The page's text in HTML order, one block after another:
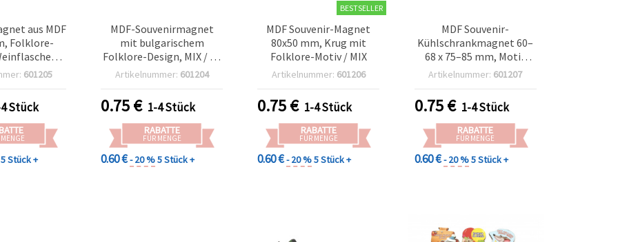
aus MDF
Folklore-
/ MIX601205
Stück
5 Stück +
MDF-Souvenirmagnet
mit bulgarischem
Folklore-Design, MIX / 55
x 75 mm
Artikelnummer: 601204
0.75€ 1-4 Stück
RABATTE
FÜR MENGE
0.60 €- 20 %5 Stück +
BESTSELLER
MDF Souvenir-Magnet
80x50 mm, Krug mit
Folklore-Motiv / MIX
Artikelnummer: 601206
0.75€ 1-4 Stück
RABATTE
FÜR MENGE
0.60 €- 20 %5 Stück +
MDF Souvenir-
Kühlschrankmagnet 60–
68 x 75–85 mm, Motiv
traditionelles
gemischt
Artikelnummer: 601207
0.75€ 1-4 Stück
RABATTE
FÜR MENGE
0.60 €- 20 %5 Stück +